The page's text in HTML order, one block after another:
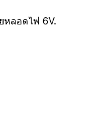
หลอดไฟ 6V.